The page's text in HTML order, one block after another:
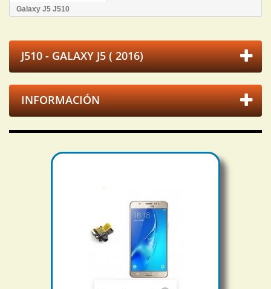
Galaxy J5 J510
J510 - GALAXY J5 ( 2016)
INFORMACIÓN